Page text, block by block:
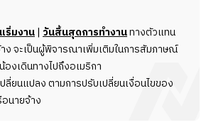
งานทำความสะอาดที่ละเอียดรอบคอบ
ร่วมทีมของเรา ในฐานะพนักงานทำความ
ผิดชอบในการรักษาความสะอาดและ
านที่ต่าง ๆ ทั้งที่พักอาศัยและสถานที่
ำคัญในการสร้างบรรยากาศที่สะอาด
ริ่มงาน| วันสิ้นสุดการทำงานทางตัวแทน
ง จะเป็นผู้พิจารณาเพิ่มเติมในการสัมภาษณ์
งเดินทางไปถึงอเมริกา
ลี่ยนแปลง ตามการปรับเปลี่ยนเงื่อนไขของ
นายจ้าง